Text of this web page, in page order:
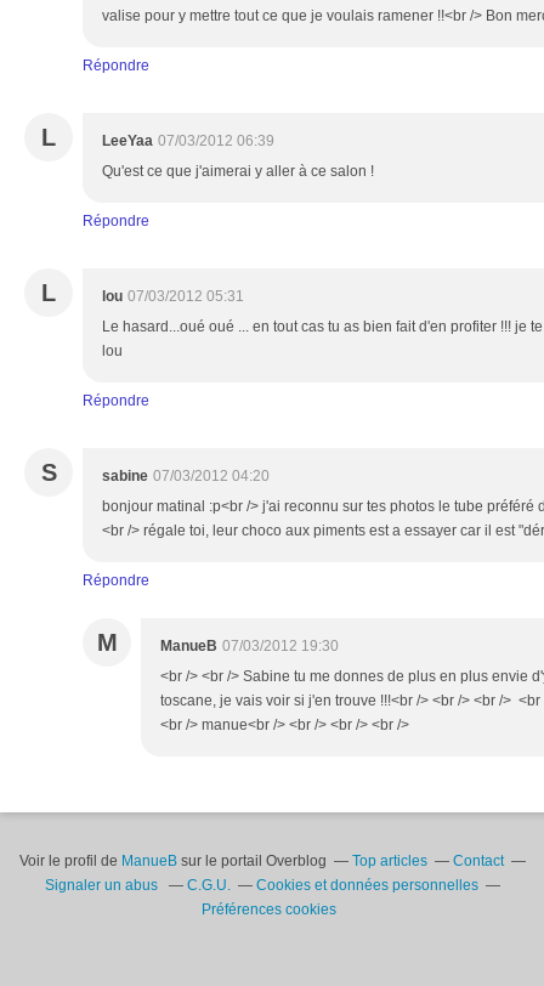
valise pour y mettre tout ce que je voulais ramener !!<br /> Bon
Répondre
L LeeYaa 07/03/2012 06:39
Qu'est ce que j'aimerai y aller à ce salon !
Répondre
L lou 07/03/2012 05:31
Le hasard...oué oué ... en tout cas tu as bien fait d'en profiter !!! je
lou
Répondre
S sabine 07/03/2012 04:20
bonjour matinal :p<br /> j'ai reconnu sur tes photos le tube préféré
<br /> régale toi, leur choco aux piments est a essayer car il est
Répondre
M ManueB 07/03/2012 19:30
<br /> <br /> Sabine tu me donnes de plus en plus envie
toscane, je vais voir si j'en trouve !!!<br /> <br /> <br />
<br /> manue<br /> <br /> <br /> <br />
Voir le profil de ManueBsur le portail Overblog Top articles
Contact
Signaler un abus
C.G.U.
Cookies et données personnelles
Préférences cookies